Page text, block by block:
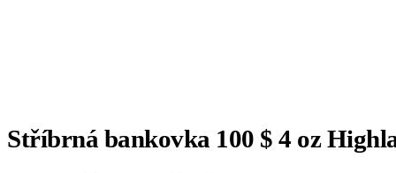
Stříbrná bankovka 100 $ 4 oz